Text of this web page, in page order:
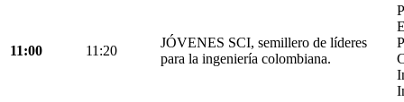
11:00 11:20
JÓVENES SCI, semillero de líderes
para la ingeniería colombiana.